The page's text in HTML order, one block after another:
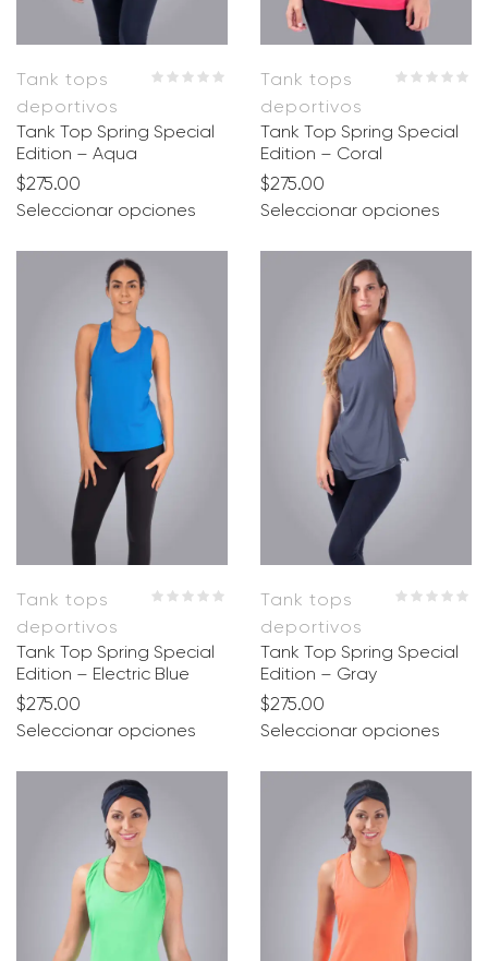
Tank tops
deportivos
Tank Top Spring Special
Edition – Aqua
$275.00
Seleccionar opciones
Tank tops
deportivos
Tank Top Spring Special
Edition – Coral
$275.00
Seleccionar opciones
Tank tops
deportivos
Tank Top Spring Special
Edition – Electric Blue
$275.00
Seleccionar opciones
Tank tops
deportivos
Tank Top Spring Special
Edition – Gray
$275.00
Seleccionar opciones